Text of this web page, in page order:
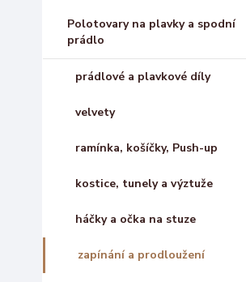
Polotovary na plavky a spodní
prádlo
prádlové a plavkové díly
velvety
ramínka, košíčky, Push-up
kostice, tunely a výztuže
háčky a očka na stuze
zapínání a prodloužení